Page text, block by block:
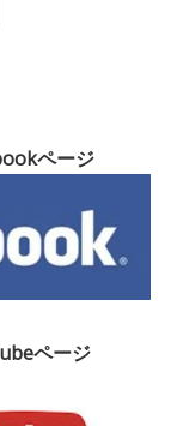
ページ
ページ